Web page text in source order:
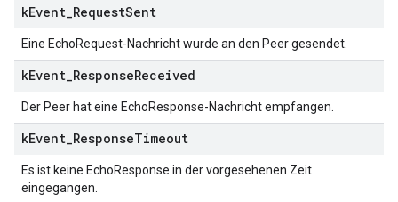
kEvent RequestSent
Eine EchoRequest-Nachricht wurde an den Peer gesendet.
kEvent ResponseReceived
Der Peer hat eine EchoResponse-Nachricht empfangen.
kEvent ResponseTimeout
Es ist keine EchoResponse in der vorgesehenen Zeit
eingegangen.